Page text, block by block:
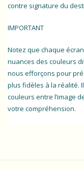
contre signature du
IMPORTANT
Notez que chaque
nuances des couleurs
nous efforçons pour
plus fidèles à la réalité.
couleurs entre l’image
votre compréhension.